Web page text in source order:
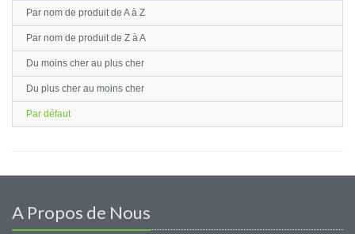
Par nom de produit de A à Z
Par nom de produit de Z à A
Du moins cher au plus cher
Du plus cher au moins cher
Par défaut
A Propos de Nous